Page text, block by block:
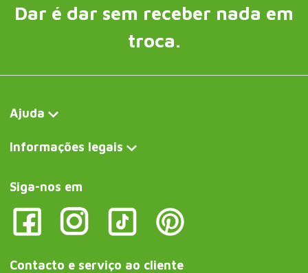
Dar é dar sem receber nada em
troca.
Ajuda
Informações legais
Siga-nos em
Contacto e serviço ao cliente